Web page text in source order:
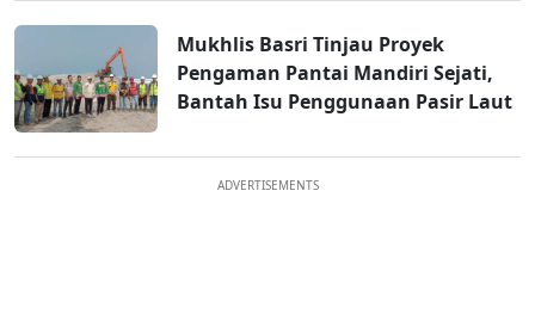
Mukhlis Basri Tinjau Proyek
Pengaman Pantai Mandiri Sejati,
Bantah Isu Penggunaan Pasir Laut
ADVERTISEMENTS